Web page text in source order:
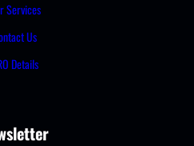
Services
Us
Details